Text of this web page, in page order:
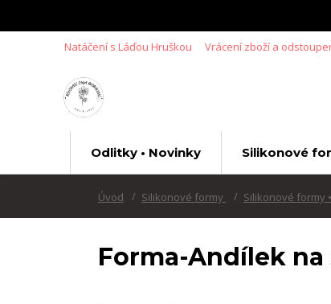
Natáčení s Láďou Hruškou Vrácení zboží a
Odlitky • Novinky Silikonové
Úvod Silikonové formy Silikonové formy •
Forma-Andílek